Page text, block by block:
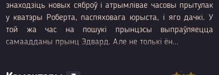
знаходзіць новых сяброў і атрымлівае часовы прытулак
у кватэры Роберта, паспяховага юрыста, і яго дачкі. У
той жа час на пошукі прынцэсы выпраўляецца
самаадданы прынц Эдвард. Але не толькі ён...